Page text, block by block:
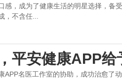
感，成为了健康生活的明星选择，备
，不含任...
平安健康APP给
APP名医工作室的协助，成功治愈了